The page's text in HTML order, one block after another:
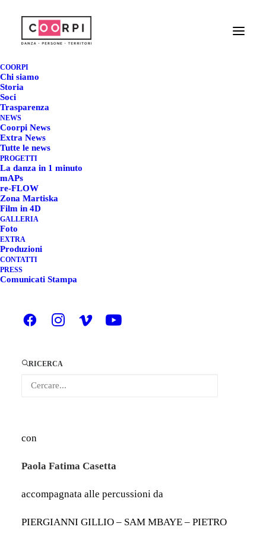
COORPI
Chi siamo
Storia
Soci
Trasparenza
NEWS
Coorpi News
Extra News
Tutte le news
PROGETTI
La danza in 1 minuto
mAPs
re-FLOW
Zona Martiska
Film in 4D
GALLERIA
Foto
EXTRA
Produzioni
CONTATTI
PRESS
Comunicati Stampa
RICERCA
DANZA AFRICANA
6 OTTOBRE 2022
DANZA AFRICANA OVER-
CORPO
DANZA AFRICANA OVER-anta
La saggezza del Corpo
con
Paola Fatima Casetta
accompagnata alle percussioni da
PIERGIANNI GILLIO – SAM MBAYE – PIETRO